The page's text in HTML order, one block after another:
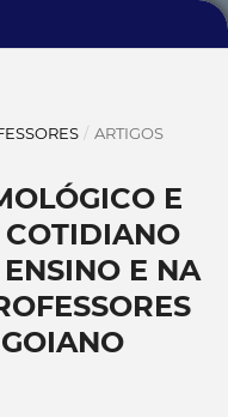
/ ARTIGOS
E
E NA